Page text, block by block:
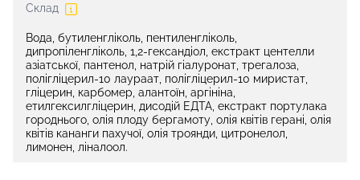
Склад
Вода, бутиленгліколь, пентиленгліколь,
дипропіленгліколь, 1,2-гександіол, екстракт центелли
азіатської, пантенол, натрій гіалуронат, трегалоза,
полігліцерил-10 лаураат, полігліцерил-10 миристат,
гліцерин, карбомер, алантоїн, аргініна,
етилгексилгліцерин, дисодій ЕДТА, екстракт портулака
городнього, олія плоду бергамоту, олія квітів герані, олія
квітів кананги пахучої, олія троянди, цитронелол,
лимонен, ліналоол.